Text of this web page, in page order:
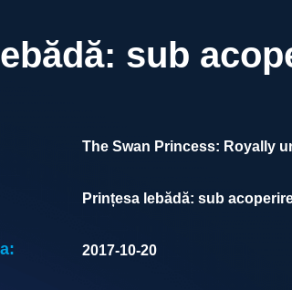
sub
The Swan Princess: Royally
Prințesa lebădă: sub
2017-10-20